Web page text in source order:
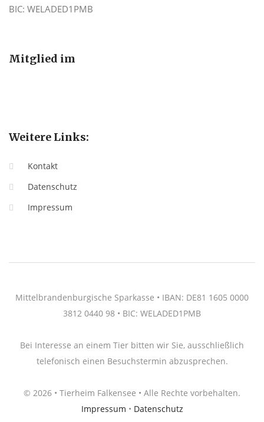
BIC: WELADED1PMB
Mitglied im
Weitere Links:
Kontakt
Datenschutz
Impressum
Mittelbrandenburgische Sparkasse • IBAN: DE81 1605 0000
3812 0440 98 • BIC: WELADED1PMB
Bei Interesse an einem Tier bitten wir Sie, ausschließlich
telefonisch einen Besuchstermin abzusprechen.
© 2026 • Tierheim Falkensee • Alle Rechte vorbehalten.
Impressum • Datenschutz